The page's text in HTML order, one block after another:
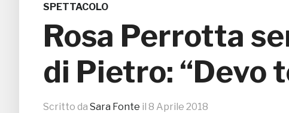
SPETTACOLO
Rosa Perrotta
di Pietro: “Devo
Scritto da Sara Fonte il 8 Aprile 2018